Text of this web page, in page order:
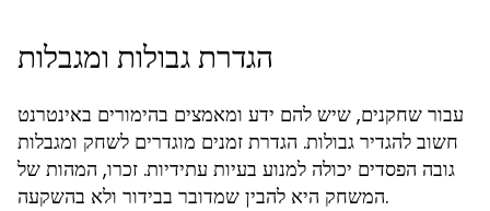
הגדרת גבולות ומגבלות
עבור שחקנים, שיש להם ידע ומאמצים בהימורים באינטרנט
חשוב להגדיר גבולות. הגדרת זמנים מוגדרים לשחק ומגבלות
גובה הפסדים יכולה למנוע בעיות עתידיות. זכרו, המהות של
המשחק היא להבין שמדובר בבידור ולא בהשקעה.